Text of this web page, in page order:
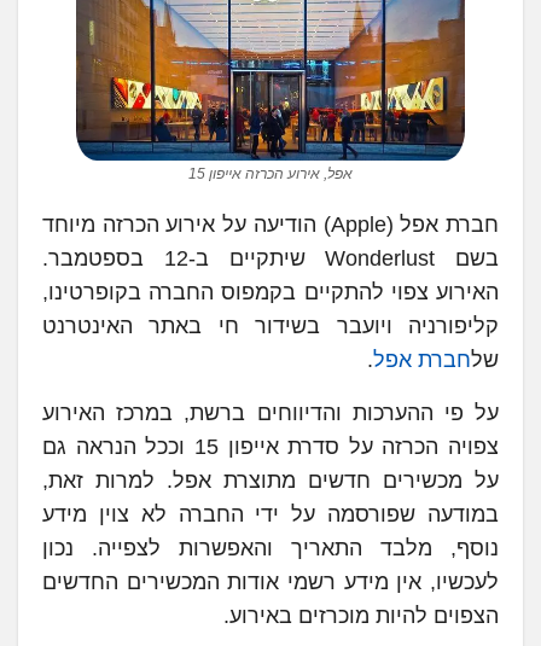
אפל, אירוע הכרזה אייפון 15
חברת אפל (Apple) הודיעה על אירוע הכרזה מיוחד
בשם Wonderlust שיתקיים ב-12 בספטמבר.
האירוע צפוי להתקיים בקמפוס החברה בקופרטינו,
קליפורניה ויועבר בשידור חי באתר האינטרנט
שלחברת אפל.
על פי ההערכות והדיווחים ברשת, במרכז האירוע
צפויה הכרזה על סדרת אייפון 15 וככל הנראה גם
על מכשירים חדשים מתוצרת אפל. למרות זאת,
במודעה שפורסמה על ידי החברה לא צוין מידע
נוסף, מלבד התאריך והאפשרות לצפייה. נכון
לעכשיו, אין מידע רשמי אודות המכשירים החדשים
הצפוים להיות מוכרזים באירוע.